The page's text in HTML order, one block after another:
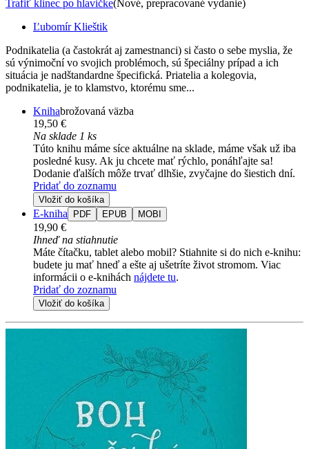
Trafiť klinec po hlavičke(Nové, prepracované vydanie)
Ľubomír Klieštik
Podnikatelia (a častokrát aj zamestnanci) si často o sebe myslia, že
sú výnimoční vo svojich problémoch, sú špeciálny prípad a ich
situácia je nadštandardne špecifická. Priatelia a kolegovia,
podnikatelia, je to klamstvo, ktorému sme...
Knihabrožovaná väzba
19,50 €
Na sklade 1 ks
Túto knihu máme síce aktuálne na sklade, máme však už iba
posledné kusy. Ak ju chcete mať rýchlo, ponáhľajte sa!
Dodanie ďalších môže trvať dlhšie, zvyčajne do šiestich dní.
Pridať do zoznamu
Vložiť do košíka
E-kniha PDF EPUB MOBI
19,90 €
Ihneď na stiahnutie
Máte čítačku, tablet alebo mobil? Stiahnite si do nich e-knihu:
budete ju mať hneď a ešte aj ušetríte život stromom. Viac
informácii o e-knihách nájdete tu.
Pridať do zoznamu
Vložiť do košíka